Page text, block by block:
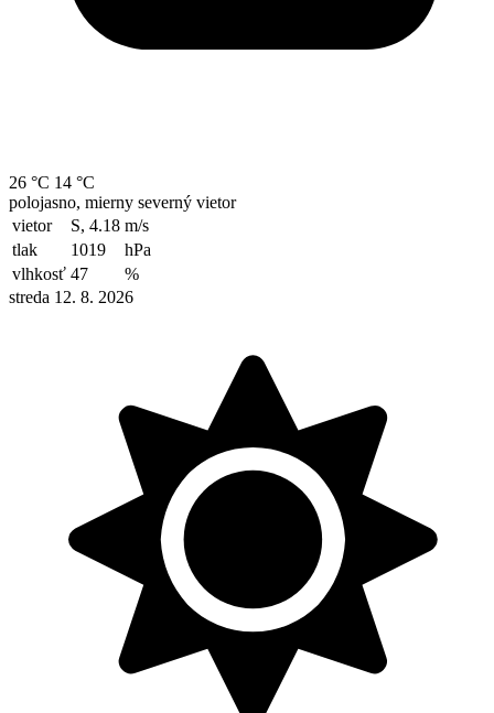
26 °C 14 °C
polojasno, mierny severný vietor
vietor
S, 4.18 m/s
tlak
1019
hPa
vlhkosť 47
%
streda 12. 8. 2026